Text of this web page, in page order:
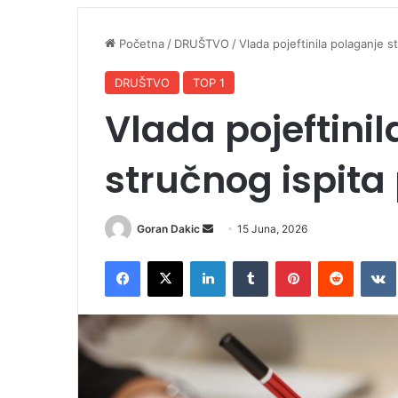
Početna/ DRUŠTVO /Vlada pojeftinila polaganje
DRUŠTVO TOP 1
Vlada
stručnog
Goran Dakic
a
15 Juna, 2026